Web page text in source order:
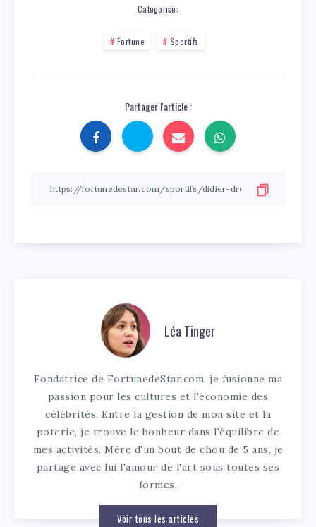
Catégorisé:
Fortune Sportifs
Partager l'article :
Léa Tinger
Fondatrice de FortunedeStar.com, je fusionne ma
passion pour les cultures et l'économie des
célébrités. Entre la gestion de mon site et la
poterie, je trouve le bonheur dans l'équilibre de
mes activités. Mère d'un bout de chou de 5 ans, je
partage avec lui l'amour de l'art sous toutes ses
formes.
Voir tous les articles